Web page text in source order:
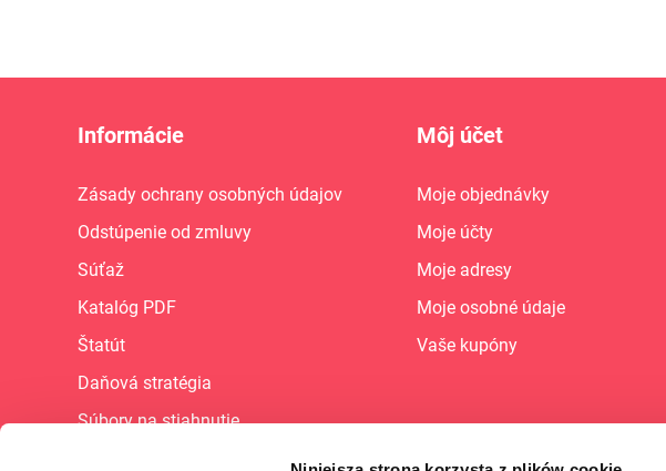
Informácie
Zásady ochrany osobných údajov
Odstúpenie od zmluvy
Súťaž
Katalóg PDF
Štatút
Daňová stratégia
Súbory na stiahnutie
Môj účet
Moje objednávky
Moje účty
Moje adresy
Moje osobné údaje
Vaše kupóny